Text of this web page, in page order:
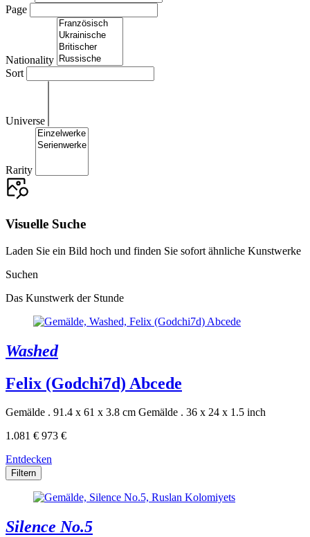
Page
Nationality
Sort
Universe
Rarity
Visuelle Suche
Laden Sie ein Bild hoch und finden Sie sofort ähnliche Kunstwerke
Suchen
Das Kunstwerk der Stunde
Washed
Felix (Godchi7d) Abcede
Gemälde . 91.4 x 61 x 3.8 cm Gemälde . 36 x 24 x 1.5 inch
1.081 € 973 €
Entdecken
Filtern
Silence No.5